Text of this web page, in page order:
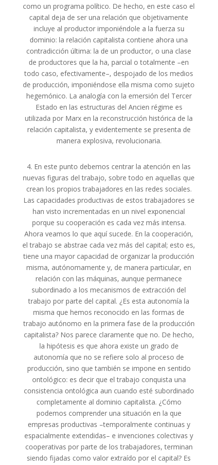
como un programa político. De hecho, en este caso el
capital deja de ser una relación que objetivamente
incluye al productor imponiéndole a la fuerza su
dominio: la relación capitalista contiene ahora una
contradicción última: la de un productor, o una clase
de productores que la ha, parcial o totalmente –en
todo caso, efectivamente–, despojado de los medios
de producción, imponiéndose ella misma como sujeto
hegemónico. La analogía con la emersión del Tercer
Estado en las estructuras del Ancien régime es
utilizada por Marx en la reconstrucción histórica de la
relación capitalista, y evidentemente se presenta de
manera explosiva, revolucionaria.
4. En este punto debemos centrar la atención en las
nuevas figuras del trabajo, sobre todo en aquellas que
crean los propios trabajadores en las redes sociales.
Las capacidades productivas de estos trabajadores se
han visto incrementadas en un nivel exponencial
porque su cooperación es cada vez más intensa.
Ahora veamos lo que aquí sucede. En la cooperación,
el trabajo se abstrae cada vez más del capital; esto es,
tiene una mayor capacidad de organizar la producción
misma, autónomamente y, de manera particular, en
relación con las máquinas, aunque permanece
subordinado a los mecanismos de extracción del
trabajo por parte del capital. ¿Es esta autonomía la
misma que hemos reconocido en las formas de
trabajo autónomo en la primera fase de la producción
capitalista? Nos parece claramente que no. De hecho,
la hipótesis es que ahora existe un grado de
autonomía que no se refiere solo al proceso de
producción, sino que también se impone en sentido
ontológico: es decir que el trabajo conquista una
consistencia ontológica aun cuando esté subordinado
completamente al dominio capitalista. ¿Cómo
podemos comprender una situación en la que
empresas productivas –temporalmente continuas y
espacialmente extendidas– e invenciones colectivas y
cooperativas por parte de los trabajadores, terminan
siendo fijadas como valor extraído por el capital? Es